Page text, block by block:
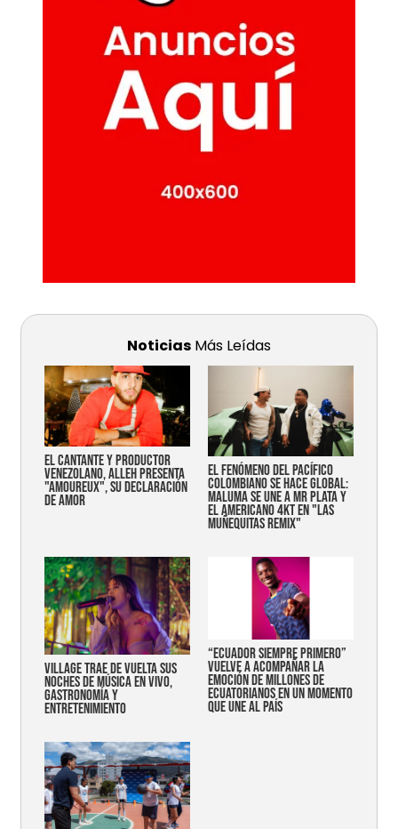
Noticias Más Leídas
EL CANTANTE Y PRODUCTOR
VENEZOLANO, ALLEH PRESENTA
"AMOUREUX", SU DECLARACIÓN
DE AMOR
EL FENÓMENO DEL PACÍFICO
COLOMBIANO SE HACE GLOBAL:
MALUMA SE UNE A MR PLATA Y
EL AMERICANO 4KT EN "LAS
MUÑEQUITAS REMIX"
Village trae de vuelta sus
noches de música en vivo,
gastronomía y
entretenimiento
“Ecuador siempre primero”
vuelve a acompañar la
emoción de millones de
ecuatorianos en un momento
que une al país